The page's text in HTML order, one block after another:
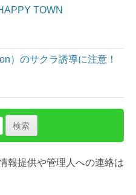
TOWN
）のサクラ誘導に注意！
報提供や管理人への連絡は